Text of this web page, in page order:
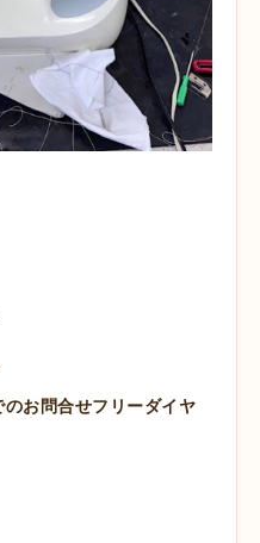
のお問合せフリーダイヤ